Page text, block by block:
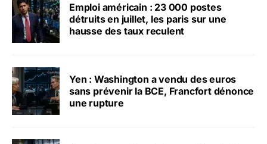
Emploi américain : 23 000 postes
détruits en juillet, les paris sur une
hausse des taux reculent
Yen : Washington a vendu des euros
sans prévenir la BCE, Francfort dénonce
une rupture